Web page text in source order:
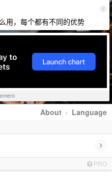
5
用，每个都有不同的优势
About · Language
›
PRO